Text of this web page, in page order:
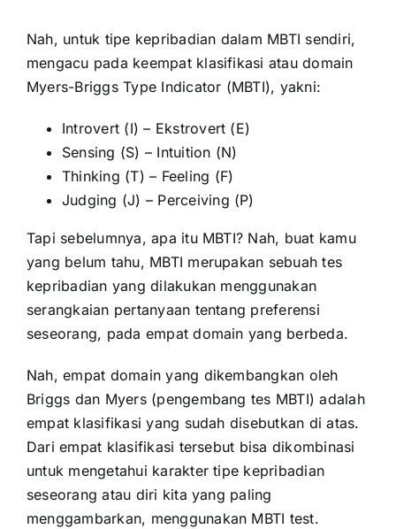
Nah, untuk tipe kepribadian dalam MBTI sendiri,
mengacu pada keempat klasifikasi atau domain
Myers-Briggs Type Indicator (MBTI), yakni:
Introvert (I) – Ekstrovert (E)
Sensing (S) – Intuition (N)
Thinking (T) – Feeling (F)
Judging (J) – Perceiving (P)
Tapi sebelumnya, apa itu MBTI? Nah, buat kamu
yang belum tahu, MBTI merupakan sebuah tes
kepribadian yang dilakukan menggunakan
serangkaian pertanyaan tentang preferensi
seseorang, pada empat domain yang berbeda.
Nah, empat domain yang dikembangkan oleh
Briggs dan Myers (pengembang tes MBTI) adalah
empat klasifikasi yang sudah disebutkan di atas.
Dari empat klasifikasi tersebut bisa dikombinasi
untuk mengetahui karakter tipe kepribadian
seseorang atau diri kita yang paling
menggambarkan, menggunakan MBTI test.